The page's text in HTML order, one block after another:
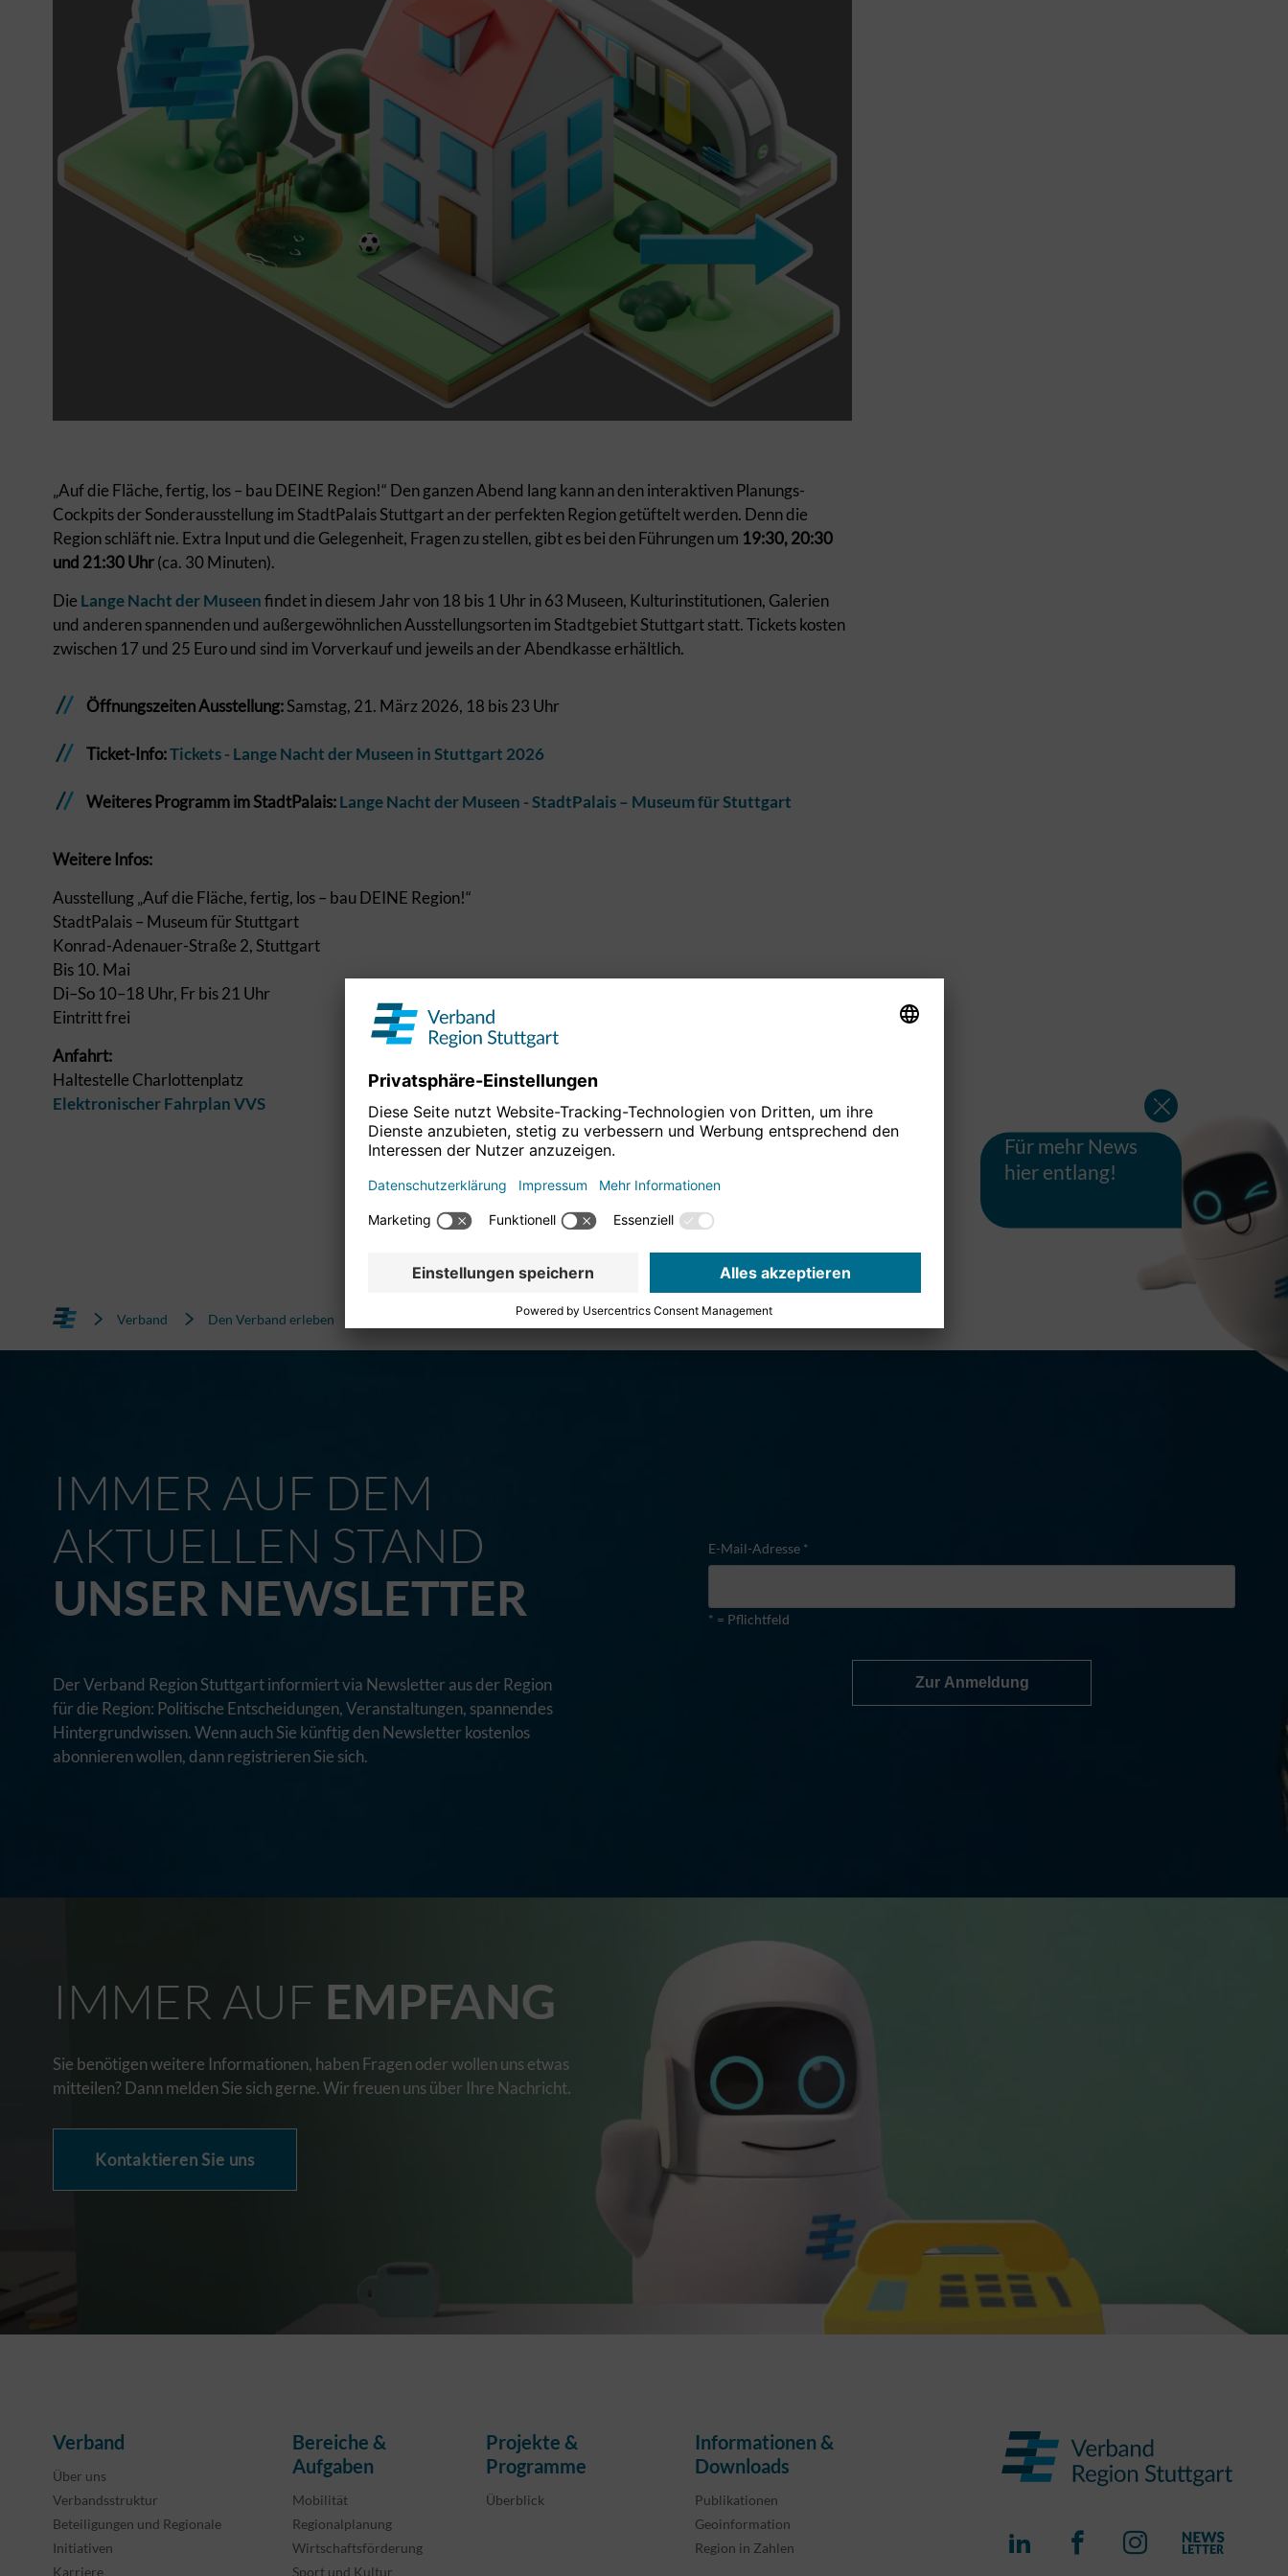
„Auf die Fläche, fertig, los – bau DEINE Region!“ Den ganzen Abend lang kann an den interaktiven Planungs-
Cockpits der Sonderausstellung im StadtPalais Stuttgart an der perfekten Region getüftelt werden. Denn die
Region schläft nie. Extra Input und die Gelegenheit, Fragen zu stellen, gibt es bei den Führungen um 19:30, 20:30
und 21:30 Uhr(ca. 30 Minuten).
Die Lange Nacht der Museenfindet in diesem Jahr von 18 bis 1 Uhr in 63 Museen, Kulturinstitutionen, Galerien
und anderen spannenden und außergewöhnlichen Ausstellungsorten im Stadtgebiet Stuttgart statt. Tickets kosten
zwischen 17 und 25 Euro und sind im Vorverkauf und jeweils an der Abendkasse erhältlich.
Öffnungszeiten Ausstellung:Samstag, 21. März 2026, 18 bis 23 Uhr
Ticket-Info:Tickets - Lange Nacht der Museen in Stuttgart 2026
Weiteres Programm im StadtPalais:Lange Nacht der Museen - StadtPalais – Museum für Stuttgart
Weitere Infos:
Ausstellung „Auf die Fläche, fertig, los – bau DEINE Region!“
StadtPalais – Museum für Stuttgart
Konrad-Adenauer-Straße 2, Stuttgart
Bis 10. Mai
Di–So 10–18 Uhr, Fr bis 21 Uhr
Eintritt frei
Anfahrt:
Haltestelle Charlottenplatz
Elektronischer Fahrplan VVS
Für mehr News
hier entlang!
Verband Den Verband erleben
IMMER AUF DEM
AKTUELLEN STAND
UNSER NEWSLETTER
Der Verband Region Stuttgart informiert via Newsletter aus der Region
für die Region: Politische Entscheidungen, Veranstaltungen, spannendes
Hintergrundwissen. Wenn auch Sie künftig den Newsletter kostenlos
abonnieren wollen, dann registrieren Sie sich.
E-Mail-Adresse *
* = Pflichtfeld
Zur Anmeldung
IMMER AUF EMPFANG
Sie benötigen weitere Informationen, haben Fragen oder wollen uns etwas
mitteilen? Dann melden Sie sich gerne. Wir freuen uns über Ihre Nachricht.
Kontaktieren Sie uns
Verband
Über uns
Verbandsstruktur
Beteiligungen und Regionale
Initiativen
Karriere
Bereiche &
Aufgaben
Mobilität
Regionalplanung
Wirtschaftsförderung
Sport und Kultur
Projekte &
Programme
Überblick
Informationen &
Downloads
Publikationen
Geoinformation
Region in Zahlen